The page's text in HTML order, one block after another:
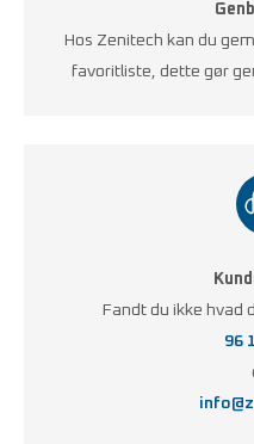
Hos Zenitech kan du
favoritliste, dette gør
Fandt du ikke hvad
96